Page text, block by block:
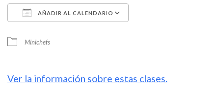
AÑADIR AL CALENDARIO
Minichefs
Ver la información sobre estas clases.